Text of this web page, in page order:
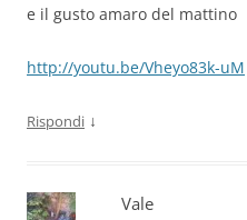
e il gusto amaro del mattino
http://youtu.be/Vheyo83k-uM
Rispondi ↓
Vale